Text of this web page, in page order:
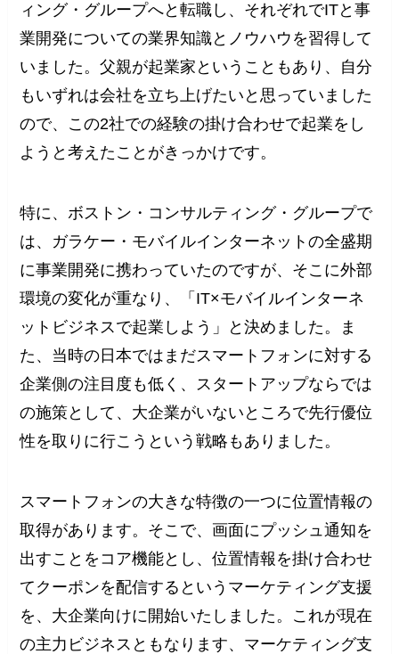
ィング・グループへと転職し、それぞれでITと事
業開発についての業界知識とノウハウを習得して
いました。父親が起業家ということもあり、自分
もいずれは会社を立ち上げたいと思っていました
ので、この2社での経験の掛け合わせで起業をし
ようと考えたことがきっかけです。
特に、ボストン・コンサルティング・グループで
は、ガラケー・モバイルインターネットの全盛期
に事業開発に携わっていたのですが、そこに外部
環境の変化が重なり、「IT×モバイルインターネ
ットビジネスで起業しよう」と決めました。ま
た、当時の日本ではまだスマートフォンに対する
企業側の注目度も低く、スタートアップならでは
の施策として、大企業がいないところで先行優位
性を取りに行こうという戦略もありました。
スマートフォンの大きな特徴の一つに位置情報の
取得があります。そこで、画面にプッシュ通知を
出すことをコア機能とし、位置情報を掛け合わせ
てクーポンを配信するというマーケティング支援
を、大企業向けに開始いたしました。これが現在
の主力ビジネスともなります、マーケティング支